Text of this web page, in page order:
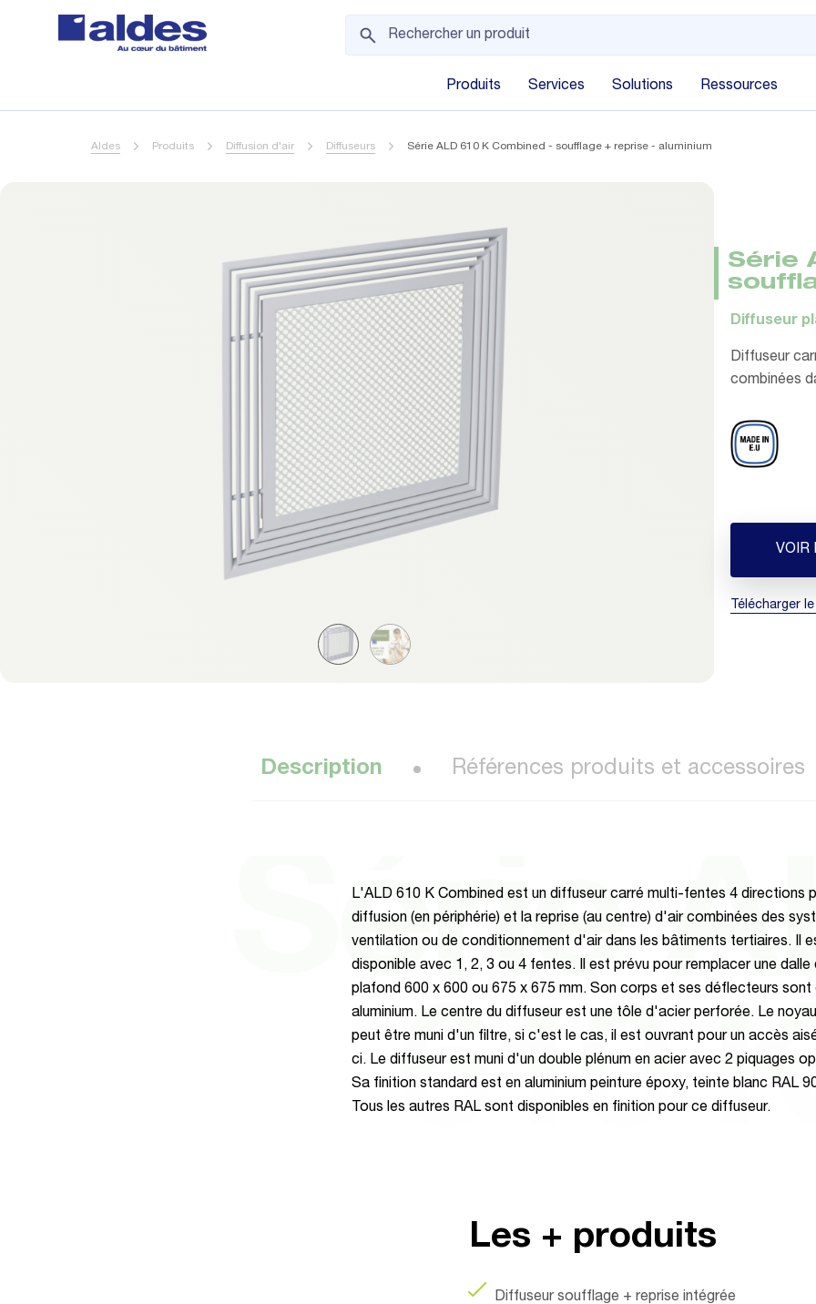
Produits Services Solutions Ressources
Aldes Produits Diffusion d'air Diffuseurs Série ALD 610 K Combined - soufflage + reprise - aluminium
Série
Diffuseur
Diffuseur
combinées
VOIR
Télécharger
Description Références produits et accessoires
Série
610
L'ALD 610 K Combined est un diffuseur carré multi-fentes 4 directions
diffusion (en périphérie) et la reprise (au centre) d'air combinées des
ventilation ou de conditionnement d'air dans les bâtiments tertiaires. Il
disponible avec 1, 2, 3 ou 4 fentes. Il est prévu pour remplacer une
plafond 600 x 600 ou 675 x 675 mm. Son corps et ses déflecteurs sont
aluminium. Le centre du diffuseur est une tôle d'acier perforée. Le
peut être muni d'un filtre, si c'est le cas, il est ouvrant pour un accès
ci. Le diffuseur est muni d'un double plénum en acier avec 2 piquages
Sa finition standard est en aluminium peinture époxy, teinte blanc RAL
Tous les autres RAL sont disponibles en finition pour ce diffuseur.
Les + produits
Diffuseur soufflage + reprise intégrée